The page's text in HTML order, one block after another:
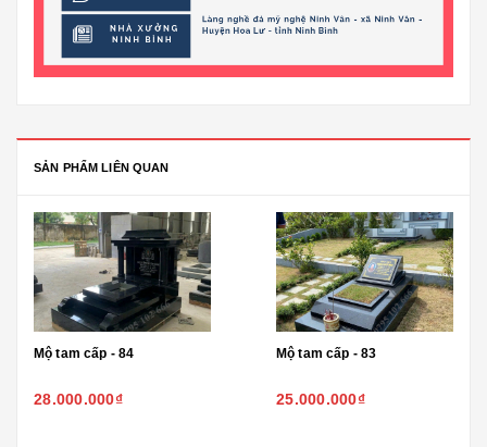
SẢN PHẨM LIÊN QUAN
Mộ tam cấp - 84
28.000.000₫
Mộ tam cấp - 83
25.000.000₫